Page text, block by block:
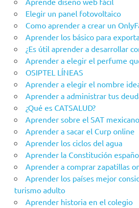
Elegir un panel fotovoltaico
Como aprender a crear un
Aprender los básico para
¿Es útil aprender a desarrollar
Aprender a elegir el perfume
OSIPTEL LÍNEAS
Aprender a elegir el nombre
Aprender a administrar tus
¿Qué es CATSALUD?
Aprender sobre el SAT mexicano
Aprender a sacar el Curp online
Aprender los ciclos del agua
Aprender la Constitución
Aprender a comprar zapatillas
Aprender los países mejor
turismo adulto
Aprender historia en el colegio